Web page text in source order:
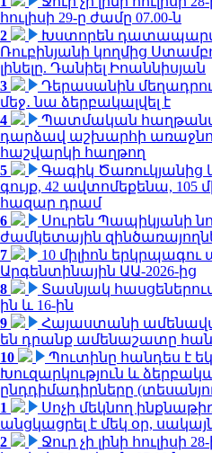
հուլիսի 29-ը ժամը 07.00-ն
2
Խստորեն
Ռուբինյանի կողմից
լինելը. Դանիել Իոաննիսյան
3
Դերասանին
մեջ․ նա ձերբակալվել է
4
Պատմական
դարձավ աշխարհի
հաշվարկի հաղթող
5
Գագիկ Ծառուկյանից
գույք, 42 ավտոմեքենա, 105
հազար դրամ
6
Սուրեն Պապիկյանի
ժամկետային
7
10 միլիոն
Արգենտինային ԱԱ-2026-ից
8
Տասնյակ հասցեներում
ին և 16-ին
9
Հայաստանի
են դրանք ամենաշատը
10
Պուտինը հանդես է
Խուզարկություն և
ընդդիմադիրները
1
Սոչի մեկնող
անցկացրել է մեկ օր,
2
Ջուր չի լինի հուլիսի